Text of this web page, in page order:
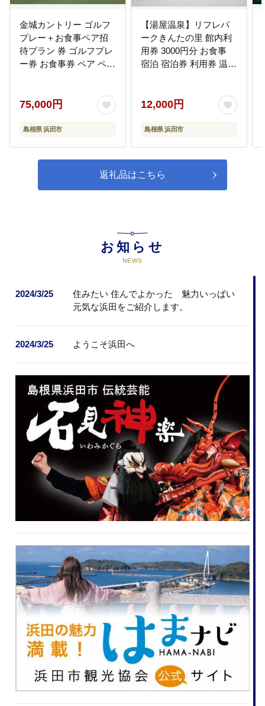
金城カントリー ゴルフ
プレー＋お食事ペア招
待プラン 券 ゴルフプレ
ー券 お食事券 ペア ペア
トリークラブ 招待券
75,000円
島根県 浜田市
【湯屋温泉】リフレパ
ークきんたの里 館内利
用券 3000円分 お食事
宿泊 宿泊券 利用券 温泉
【162_1413】
12,000円
島根県 浜田市
返礼品はこちら
お知らせ
NEWS
2024/3/25
住みたい 住んでよかった 魅力いっぱい
元気な浜田をご紹介します。
2024/3/25 ようこそ浜田へ